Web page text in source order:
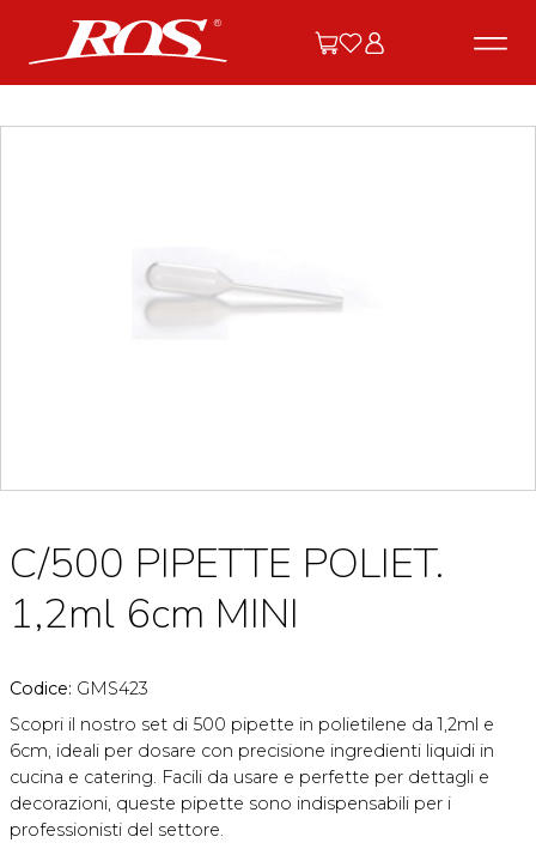
C/500 PIPETTE POLIET.
1,2ml 6cm MINI
Codice: GMS423
Scopri il nostro set di 500 pipette in polietilene da 1,2ml e
6cm, ideali per dosare con precisione ingredienti liquidi in
cucina e catering. Facili da usare e perfette per dettagli e
decorazioni, queste pipette sono indispensabili per i
professionisti del settore.